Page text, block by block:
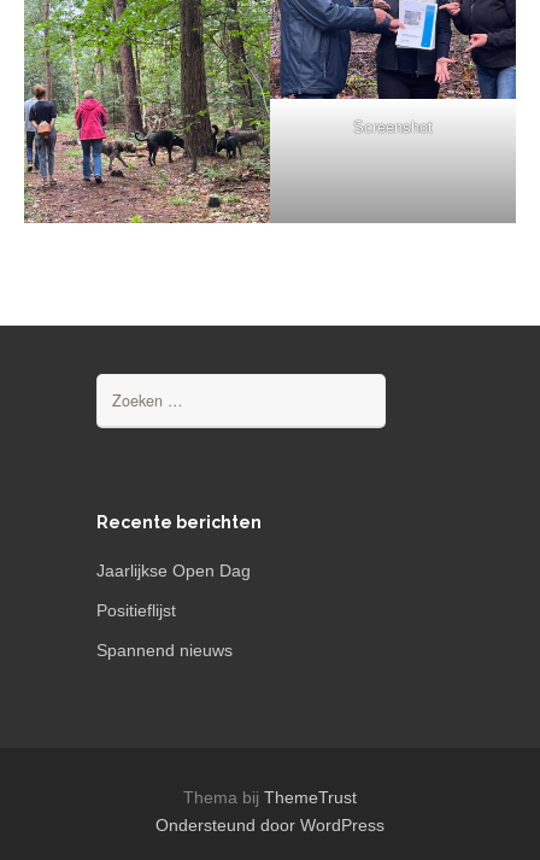
Screenshot
Recente berichten
Jaarlijkse Open Dag
Positieflijst
Spannend nieuws
Thema bij ThemeTrust
Ondersteund door WordPress